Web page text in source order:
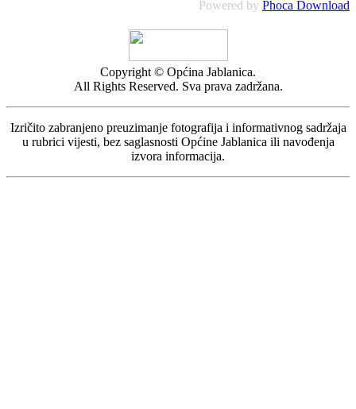
Powered by Phoca Download
Copyright © Općina Jablanica.
All Rights Reserved. Sva prava zadržana.
Izričito zabranjeno preuzimanje fotografija i informativnog sadržaja
u rubrici vijesti, bez saglasnosti Općine Jablanica ili navođenja
izvora informacija.